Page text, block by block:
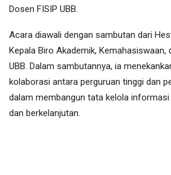
Dosen FISIP UBB.
Acara diawali dengan sambutan dari
Kepala Biro Akademik, Kemahasiswaan,
UBB. Dalam sambutannya, ia
kolaborasi antara perguruan tinggi dan
dalam membangun tata kelola
dan berkelanjutan.